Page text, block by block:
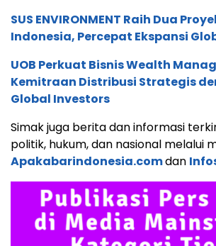
SUS ENVIRONMENT Raih Dua
Indonesia, Percepat Ekspansi
UOB Perkuat Bisnis Wealth
Kemitraan Distribusi Strategis
Global Investors
Simak juga berita dan informasi
politik, hukum, dan nasional melalui
Apakabarindonesia.comdan